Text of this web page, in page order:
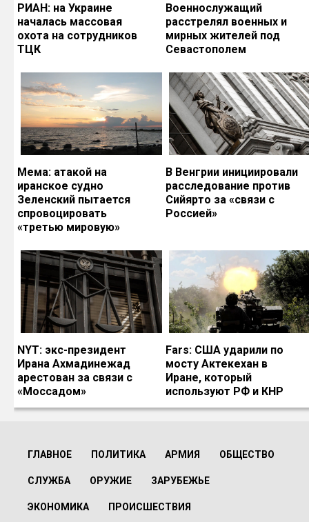
РИАН: на Украине
началась массовая
охота на сотрудников
ТЦК
Военнослужащий
расстрелял военных и
мирных жителей под
Севастополем
Мема: атакой на
иранское судно
Зеленский пытается
спровоцировать
«третью мировую»
В Венгрии инициировали
расследование против
Сийярто за «связи с
Россией»
NYT: экс-президент
Ирана Ахмадинежад
арестован за связи с
«Моссадом»
Fars: США ударили по
мосту Актекехан в
Иране, который
используют РФ и КНР
ГЛАВНОЕ ПОЛИТИКА АРМИЯ ОБЩЕСТВО
СЛУЖБА ОРУЖИЕ ЗАРУБЕЖЬЕ
ЭКОНОМИКА ПРОИСШЕСТВИЯ